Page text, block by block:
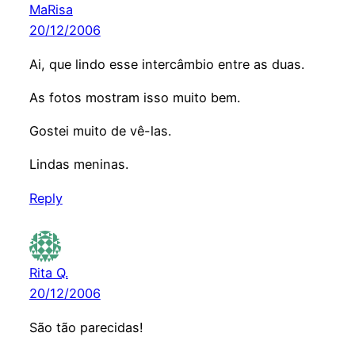
MaRisa
20/12/2006
Ai, que lindo esse intercâmbio entre as duas.
As fotos mostram isso muito bem.
Gostei muito de vê-las.
Lindas meninas.
Reply
Rita Q.
20/12/2006
São tão parecidas!